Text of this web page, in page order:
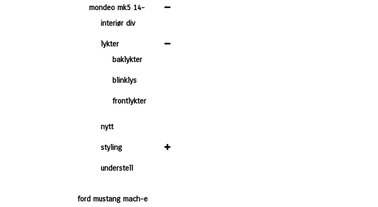
mondeo mk5 14-
interiør div
lykter
baklykter
blinklys
frontlykter
nytt
styling
understell
ford mustang mach-e